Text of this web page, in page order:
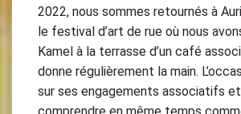
2022, nous sommes retournés à
le festival d’art de rue où nous
Kamel à la terrasse d’un café
donne régulièrement la main.
sur ses engagements associatifs